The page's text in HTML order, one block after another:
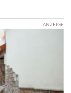
ANZEIGE